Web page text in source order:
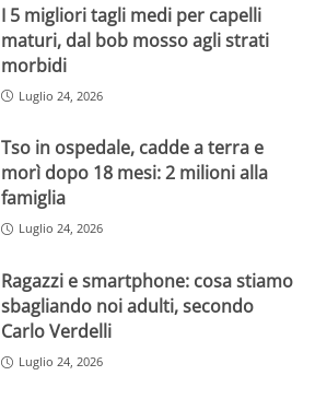
I 5 migliori tagli medi per capelli
maturi, dal bob mosso agli strati
morbidi
Luglio 24, 2026
Tso in ospedale, cadde a terra e
morì dopo 18 mesi: 2 milioni alla
famiglia
Luglio 24, 2026
Ragazzi e smartphone: cosa stiamo
sbagliando noi adulti, secondo
Carlo Verdelli
Luglio 24, 2026